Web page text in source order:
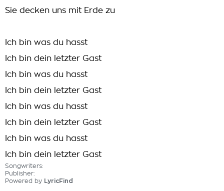
Sie decken uns mit Erde zu
Ich bin was du hasst
Ich bin dein letzter Gast
Ich bin was du hasst
Ich bin dein letzter Gast
Ich bin was du hasst
Ich bin dein letzter Gast
Ich bin was du hasst
Ich bin dein letzter Gast
Songwriters:
Publisher:
Powered by LyricFind